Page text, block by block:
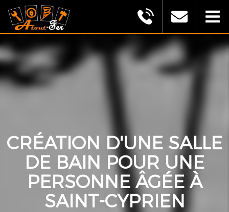
MONTAGU
ALEXANDRE
(ATOUT
FER)
CRÉATION D'UNE SALLE
DE BAIN POUR UNE
PERSONNE ÂGÉE À
SAINT-CYPRIEN